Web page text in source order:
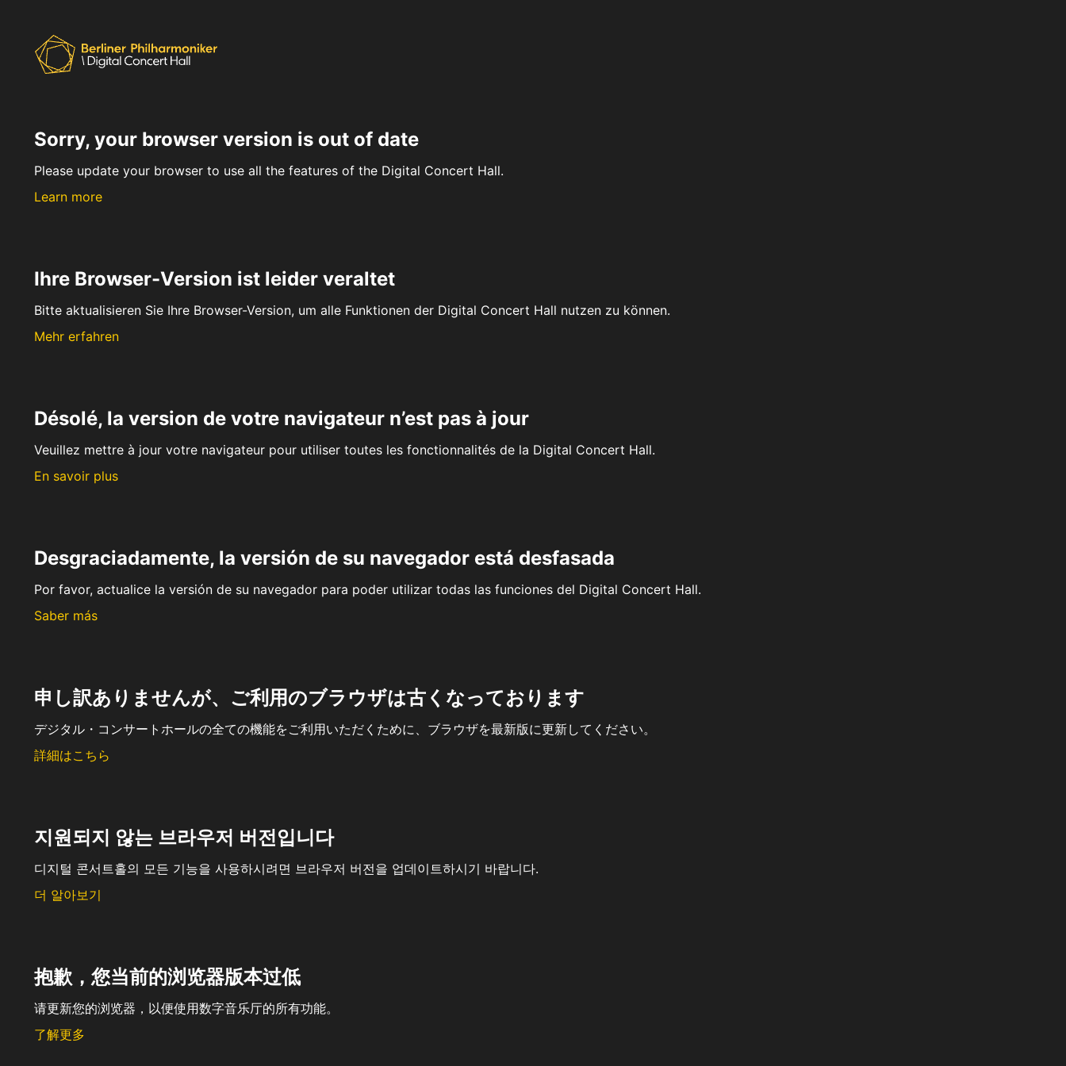
Sorry, your browser version is out of date
Please update your browser to use all the features of the Digital Concert Hall.
Learn more
Ihre Browser-Version ist leider veraltet
Bitte aktualisieren Sie Ihre Browser-Version, um alle Funktionen der Digital Concert Hall nutzen zu können.
Mehr erfahren
Désolé, la version de votre navigateur n’est pas à jour
Veuillez mettre à jour votre navigateur pour utiliser toutes les fonctionnalités de la Digital Concert Hall.
En savoir plus
Desgraciadamente, la versión de su navegador está desfasada
Por favor, actualice la versión de su navegador para poder utilizar todas las funciones del Digital Concert Hall.
Saber más
申し訳ありませんが、ご利用のブラウザは古くなっております
デジタル・コンサートホールの全ての機能をご利用いただくために、ブラウザを最新版に更新してください。
詳細はこちら
지원되지 않는 브라우저 버전입니다
디지털 콘서트홀의 모든 기능을 사용하시려면 브라우저 버전을 업데이트하시기 바랍니다.
더 알아보기
抱歉，您当前的浏览器版本过低
请更新您的浏览器，以便使用数字音乐厅的所有功能。
了解更多